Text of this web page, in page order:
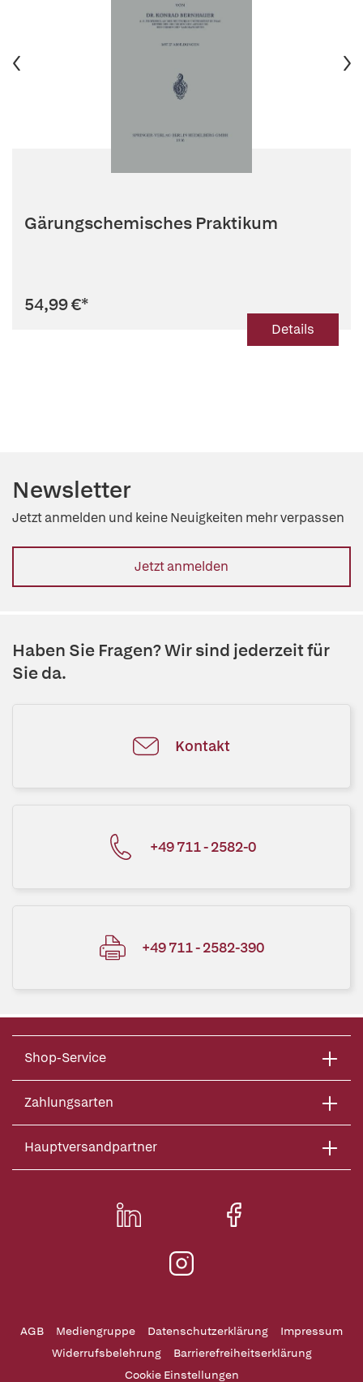
Gärungschemisches Praktikum
54,99 €*
Details
Newsletter
Jetzt anmelden und keine Neuigkeiten mehr verpassen
Jetzt anmelden
Haben Sie Fragen? Wir sind jederzeit für
Sie da.
Kontakt
+49 711 - 2582-0
+49 711 - 2582-390
Shop-Service
Zahlungsarten
Hauptversandpartner
AGB Mediengruppe Datenschutzerklärung
Impressum
Widerrufsbelehrung
Barrierefreiheitserklärung
Cookie Einstellungen